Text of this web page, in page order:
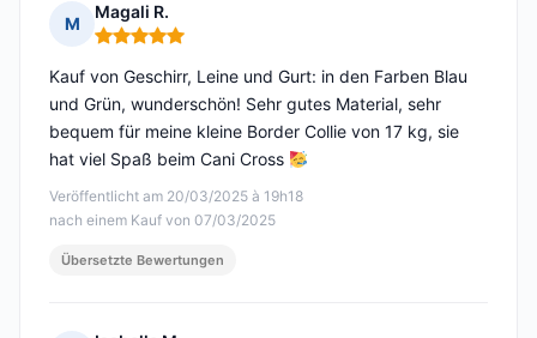
M
Magali R.
Hinweis: 5 von 5
Veröffentlicht am 20/03/2025 à 19h18
nach einem Kauf von 07/03/2025
Kauf von Geschirr, Leine und Gurt: in den Farben Blau
und Grün, wunderschön! Sehr gutes Material, sehr
bequem für meine kleine Border Collie von 17 kg, sie
hat viel Spaß beim Cani Cross
Übersetzte Bewertungen